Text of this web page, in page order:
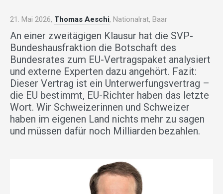
21. Mai 2026, Thomas Aeschi, Nationalrat, Baar
An einer zweitägigen Klausur hat die SVP-
Bundeshausfraktion die Botschaft des
Bundesrates zum EU-Vertragspaket analysiert
und externe Experten dazu angehört. Fazit:
Dieser Vertrag ist ein Unter­werf­ungsvertrag –
die EU bestimmt, EU-Richter haben das letzte
Wort. Wir Schweizerinnen und Schweizer
haben im eigenen Land nichts mehr zu sagen
und müssen dafür noch Milliarden bezahlen.